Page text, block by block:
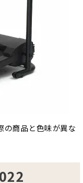
の商品と色味が異な